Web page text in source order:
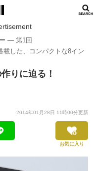
― 第1回
載した、コンパクトな8イン
りに迫る！
2014年01月28日 11時00分更新
お気に入り